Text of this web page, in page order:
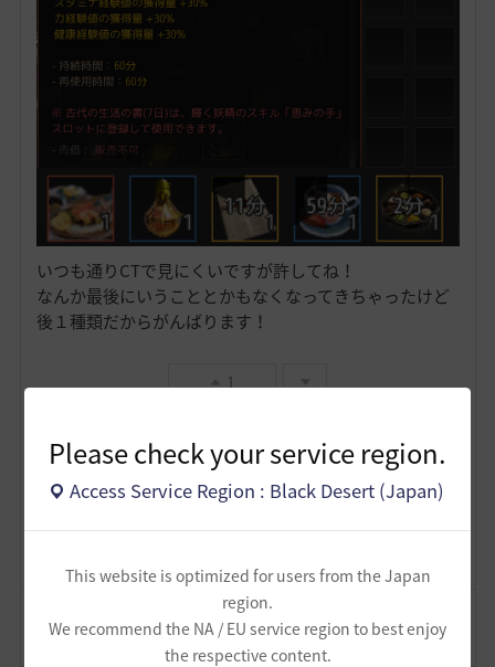
Please check your service region.
Access Service Region : Black Desert (Japan)
This website is optimized for users from the Japan
region.
We recommend the NA / EU service region to best enjoy
the respective content.
いつも通りCTで見にくいですが許してね！
なんか最後にいうこととかもなくなってきちゃったけど
後１種類だからがんばります！
1
かわさもべーた
Lv62 FPSずんだもん
コメント2 通報 コメント